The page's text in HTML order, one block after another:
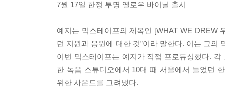
7월 17일 한정 투명 옐로우 바이닐 출시
예지는 믹스테이프의 제목인 [WHAT WE DREW
던 지원과 응원에 대한 것”이라 말한다. 이는 그의
이번 믹스테이프는 예지가 직접 프로듀싱했다.
한 녹음 스튜디오에서 10대 때 서울에서 들었던
위한 사운드를 그려냈다.